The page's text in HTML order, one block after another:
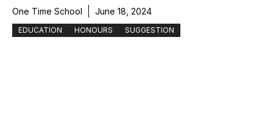
One Time School June 18, 2024
EDUCATION HONOURS SUGGESTION